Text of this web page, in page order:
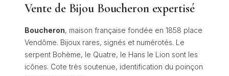
Vente de Bijou Boucheron expertisé
Boucheron, maison française fondée en 1858 place
Vendôme. Bijoux rares, signés et numérotés. Le
serpent Bohème, le Quatre, le Hans le Lion sont les
icônes. Cote très soutenue, identification du poinçon